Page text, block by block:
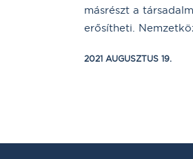
másrészt a
erősítheti.
2021 AUGUSZTUS 19.